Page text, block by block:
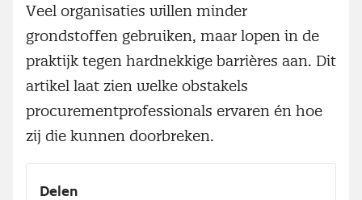
Veel organisaties willen minder
grondstoffen gebruiken, maar lopen in de
praktijk tegen hardnekkige barrières aan. Dit
artikel laat zien welke obstakels
procurementprofessionals ervaren én hoe
zij die kunnen doorbreken.
Delen